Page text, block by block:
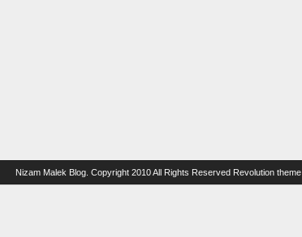
Nizam Malek Blog . Copyright 2010 All Rights Reserved Revolution theme